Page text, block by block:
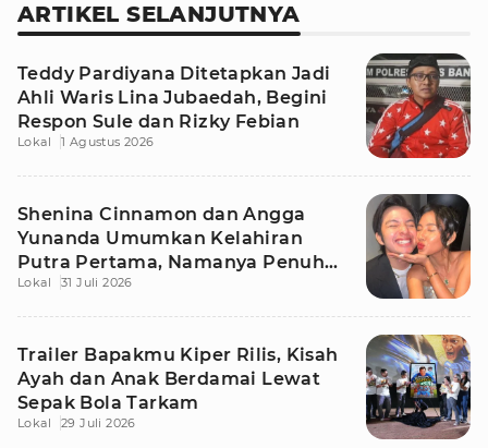
ARTIKEL SELANJUTNYA
Teddy Pardiyana Ditetapkan Jadi
Ahli Waris Lina Jubaedah, Begini
Respon Sule dan Rizky Febian
Lokal 1 Agustus 2026
Shenina Cinnamon dan Angga
Yunanda Umumkan Kelahiran
Putra Pertama, Namanya Penuh
Makna
Lokal 31 Juli 2026
Trailer Bapakmu Kiper Rilis, Kisah
Ayah dan Anak Berdamai Lewat
Sepak Bola Tarkam
Lokal 29 Juli 2026